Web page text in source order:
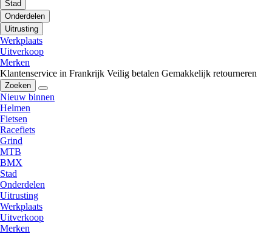
Stad
Onderdelen
Uitrusting
Werkplaats
Uitverkoop
Merken
Klantenservice in Frankrijk Veilig betalen Gemakkelijk retourneren
Zoeken
Nieuw binnen
Helmen
Fietsen
Racefiets
Grind
MTB
BMX
Stad
Onderdelen
Uitrusting
Werkplaats
Uitverkoop
Merken